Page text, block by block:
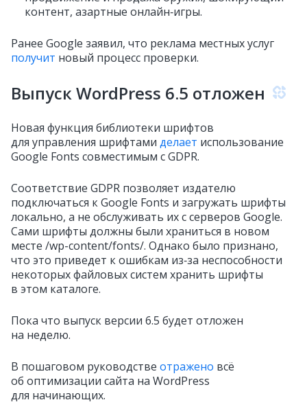
контент, азартные онлайн‑игры.
Ранее Google заявил, что реклама местных услуг
получит новый процесс проверки.
Выпуск WordPress 6.5 отложен
Новая функция библиотеки шрифтов
для управления шрифтами делает использование
Google Fonts совместимым с GDPR.
Соответствие GDPR позволяет издателю
подключаться к Google Fonts и загружать шрифты
локально, а не обслуживать их с серверов Google.
Сами шрифты должны были храниться в новом
месте /wp-content/fonts/. Однако было признано,
что это приведет к ошибкам из‑за неспособности
некоторых файловых систем хранить шрифты
в этом каталоге.
Пока что выпуск версии 6.5 будет отложен
на неделю.
В пошаговом руководстве отражено всё
об оптимизации сайта на WordPress
для начинающих.